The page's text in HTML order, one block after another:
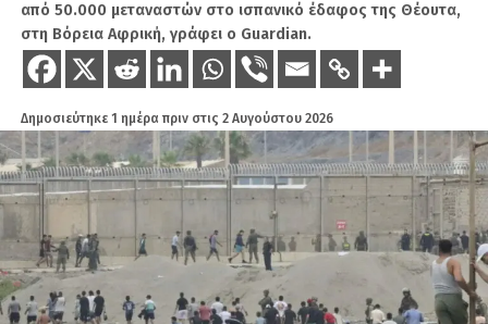
από 50.000 μεταναστών στο ισπανικό έδαφος της Θέουτα,
στη Βόρεια Αφρική, γράφει ο Guardian.
Δημοσιεύτηκε 1 ημέρα πριν στις 2 Αυγούστου 2026